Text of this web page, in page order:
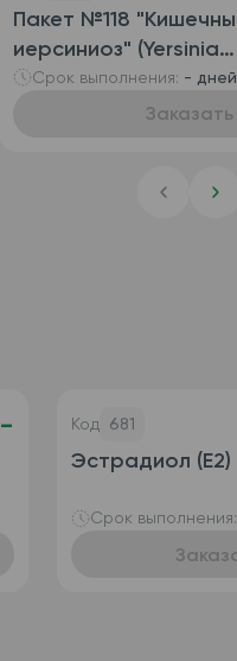
Пакет №118
иерсиниоз" (Yersinia
enterocolitica,
антитела IgA)
Срок выполнения: - дней
Заказать
- Код 681
Эстрадиол (Е2)
Срок выполнения: